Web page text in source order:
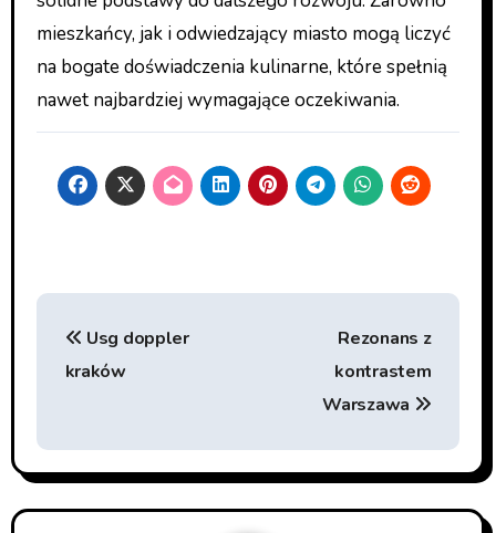
mieszkańcy, jak i odwiedzający miasto mogą liczyć
na bogate doświadczenia kulinarne, które spełnią
nawet najbardziej wymagające oczekiwania.
Nawigacja
wpisu
Usg doppler
kraków
Rezonans z
kontrastem
Warszawa